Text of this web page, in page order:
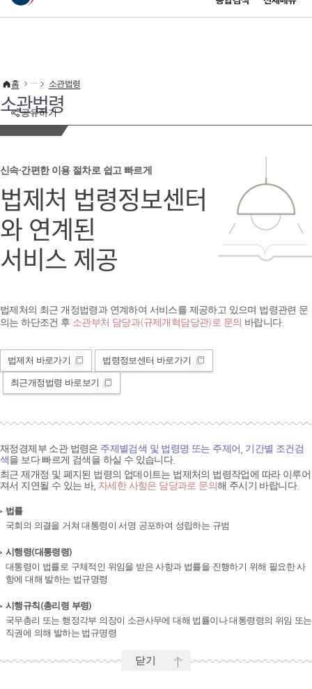
이 누리집은 대한민국 공식 전자정부 누리집입니다.
공유하기
홈 소관법령
소관법령
신속·간편한 이용 절차로 쉽고 빠르게
법제처 법령정보센터
와 연계된
서비스 제공
법제처의 최근 개정법령과 연계하여 서비스를 제공하고 있으며 법령관련 문
의는 하단조건 후 소관부처 담당과(규제개혁담당관)로 문의 바랍니다.
법제처 바로가기 법령정보센터 바로가기
최근개정법령 바로보기
재정경제부 소관 법령은 주제별검색 및 법령명 또는 주제어, 기간별 조건검
색을 보다 빠르게 검색을 하실 수 있습니다.
최근 제개정 및 폐지된 법령의 업데이트는 법제처의 법령작업에 따라 이루어
져서 지연될 수 있는 바, 자세한 사항은 담당과로 문의해 주시기 바랍니다.
법률
국회의 의결을 거쳐 대통령이 서명 공포하여 성립하는 규범
시행령(대통령령)
대통령이 법률로 구체적인 위임을 받은 사항과 법률을 진행하기 위해 필요한 사
항에 대해 발하는 법규명령
시행규칙(총리령 부령)
국무총리 또는 행정각부 의장이 소관사무에 대해 법률이나 대통령령의 위임 또는
직권에 의해 발하는 법규명령
닫기